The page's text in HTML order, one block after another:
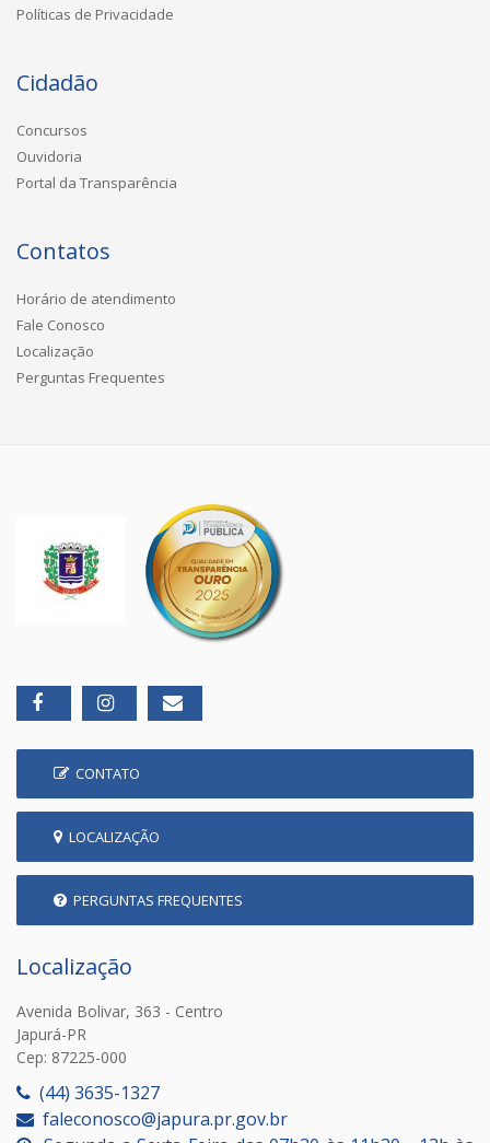
Políticas de Privacidade
Cidadão
Concursos
Ouvidoria
Portal da Transparência
Contatos
Horário de atendimento
Fale Conosco
Localização
Perguntas Frequentes
CONTATO
LOCALIZAÇÃO
PERGUNTAS FREQUENTES
Localização
Avenida Bolivar, 363 - Centro
Japurá-PR
Cep: 87225-000
(44) 3635-1327
faleconosco@japura.pr.gov.br